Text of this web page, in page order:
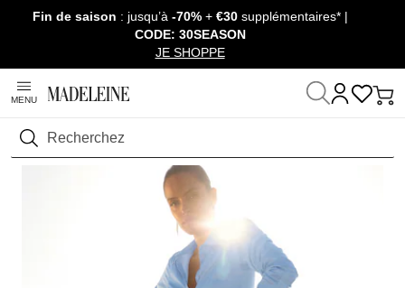
Passer la navigation, aller au contenu
Fin de saison : jusqu’à -70%+ €30 supplémentaires* |
CODE: 30SEASON
JE SHOPPE
MENU
Rechercher
Maison Prêt-à-Porter